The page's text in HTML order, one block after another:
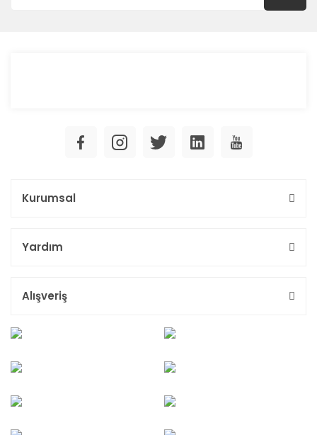
Kurumsal
Yardım
Alışveriş